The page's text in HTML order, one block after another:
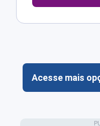
Acesse mais